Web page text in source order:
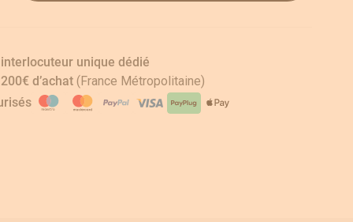
unique dédié
d’achat(France Métropolitaine)